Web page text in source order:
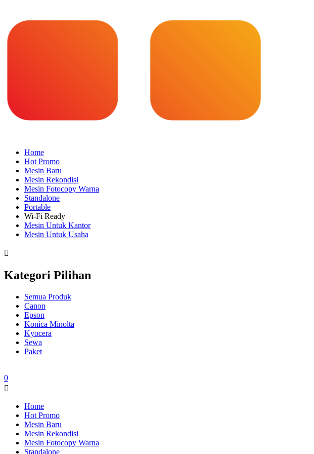
Home
Hot Promo
Mesin Baru
Mesin Rekondisi
Mesin Fotocopy Warna
Standalone
Portable
Wi-Fi Ready
Mesin Untuk Kantor
Mesin Untuk Usaha
Kategori Pilihan
Semua Produk
Canon
Epson
Konica Minolta
Kyocera
Sewa
Paket
0
Home
Hot Promo
Mesin Baru
Mesin Rekondisi
Mesin Fotocopy Warna
Standalone